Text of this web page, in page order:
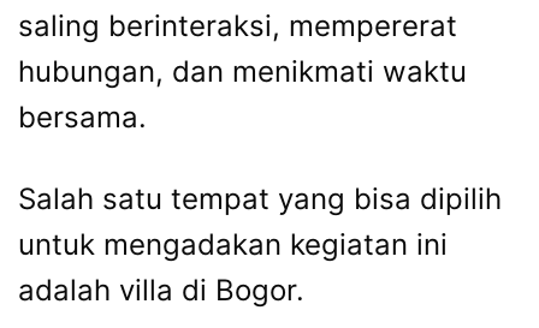
saling berinteraksi, mempererat
hubungan, dan menikmati waktu
bersama.
Salah satu tempat yang bisa dipilih
untuk mengadakan kegiatan ini
adalah villa di Bogor.